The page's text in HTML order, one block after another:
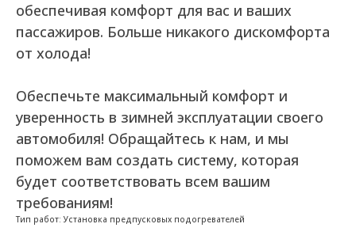
обеспечивая комфорт для вас и ваших
пассажиров. Больше никакого дискомфорта
от холода!
Обеспечьте максимальный комфорт и
уверенность в зимней эксплуатации своего
автомобиля! Обращайтесь к нам, и мы
поможем вам создать систему, которая
будет соответствовать всем вашим
требованиям!
Тип работ: Установка предпусковых подогревателей